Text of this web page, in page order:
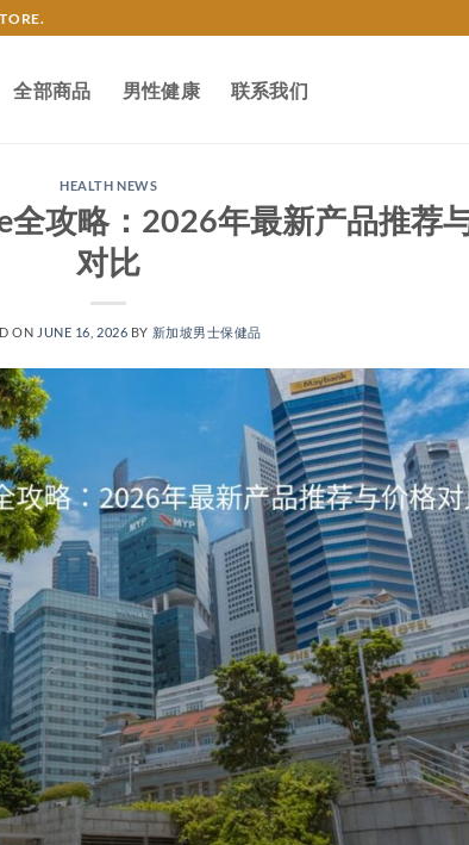
全部商品 男性健康 联系我们
HEALTH NEWS
全攻略：2026年最新产品推荐
对比
ON JUNE 16, 2026 BY 新加坡男士保健品